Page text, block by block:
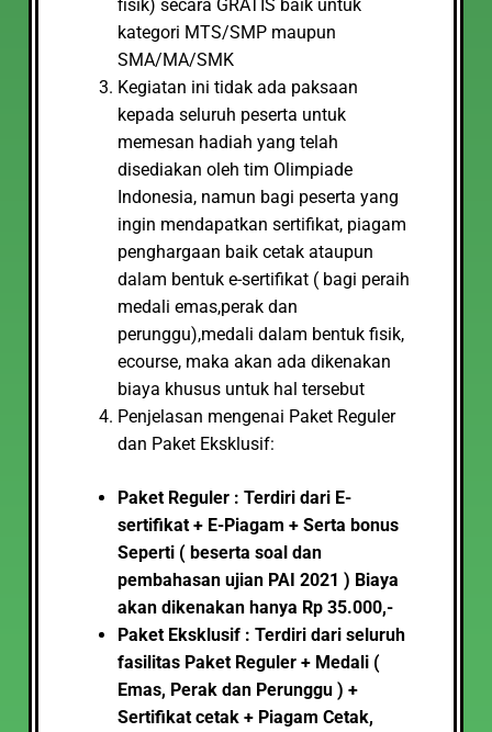
fisik) secara GRATIS baik untuk
kategori MTS/SMP maupun
SMA/MA/SMK
Kegiatan ini tidak ada paksaan
kepada seluruh peserta untuk
memesan hadiah yang telah
disediakan oleh tim Olimpiade
Indonesia, namun bagi peserta yang
ingin mendapatkan sertifikat, piagam
penghargaan baik cetak ataupun
dalam bentuk e-sertifikat ( bagi peraih
medali emas,perak dan
perunggu),medali dalam bentuk fisik,
ecourse, maka akan ada dikenakan
biaya khusus untuk hal tersebut
Penjelasan mengenai Paket Reguler
dan Paket Eksklusif:
Paket Reguler : Terdiri dari E-
sertifikat + E-Piagam + Serta bonus
Seperti ( beserta soal dan
pembahasan ujian PAI 2021 ) Biaya
akan dikenakan hanya Rp 35.000,-
Paket Eksklusif : Terdiri dari seluruh
fasilitas Paket Reguler + Medali (
Emas, Perak dan Perunggu ) +
Sertifikat cetak + Piagam Cetak,